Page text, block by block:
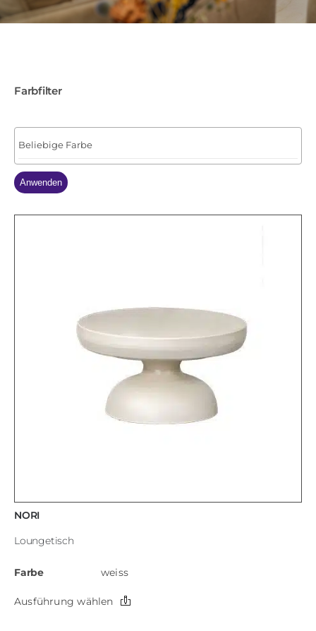
Farbfilter
Anwenden
NORI
Loungetisch
Farbe weiss
Ausführung wählen
Dieses